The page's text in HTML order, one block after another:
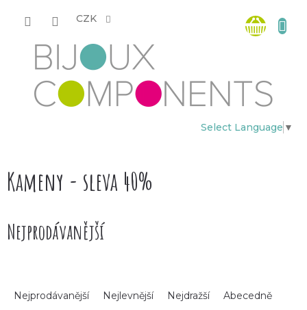
CZK
Select Language ▼
košík
Kameny - sleva 40%
Nejprodávanější
Nejprodávanější Nejlevnější Nejdražší Abecedně